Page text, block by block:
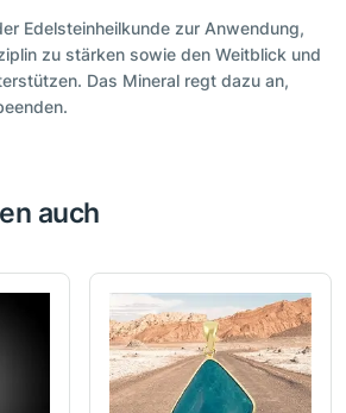
Edelsteinheilkunde zur Anwendung,
zu stärken sowie den Weitblick und
Das Mineral regt dazu an,
auch